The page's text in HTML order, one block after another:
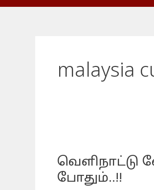
malaysia
வெளிநாட்டு
போதும்..!!
வாய்ப்பு..!!
10th
படித்து